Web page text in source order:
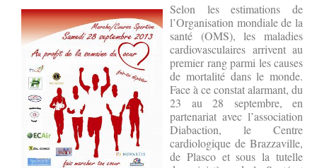
Selon les estimations de
l’Organisation mondiale de la
santé (OMS), les maladies
cardiovasculaires arrivent au
premier rang parmi les causes
de mortalité dans le monde.
Face à ce constat alarmant, du
23 au 28 septembre, en
partenariat avec l’association
Diabaction, le Centre
cardiologique de Brazzaville,
de Plasco et sous la tutelle